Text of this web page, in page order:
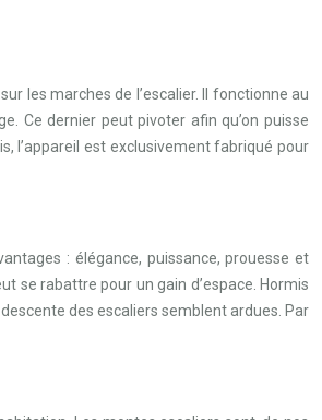
les marches de l’escalier. Il fonctionne au
Ce dernier peut pivoter afin qu’on puisse
l’appareil est exclusivement fabriqué pour
: élégance, puissance, prouesse et
se rabattre pour un gain d’espace. Hormis
des escaliers semblent ardues. Par